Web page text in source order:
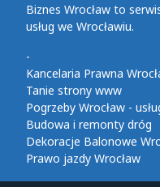
Biznes Wrocław to
usług we Wrocławiu.
-
Kancelaria Prawna
Tanie strony www
Pogrzeby Wrocław -
Budowa i remonty dróg
Dekoracje Balonowe
Prawo jazdy Wrocław